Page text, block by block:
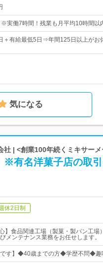
実働7時間！残業も月平均10時間以
＋有給最低5日⇒年間125日以上が
気になる
社 | <創業100年続くミキサー
※有名洋菓子店の取
休2日制
】食品関連工場（製菓・製パン工
メンテナンス業務をお任せします。
す】◆40歳までの方◆学歴不問◆趣